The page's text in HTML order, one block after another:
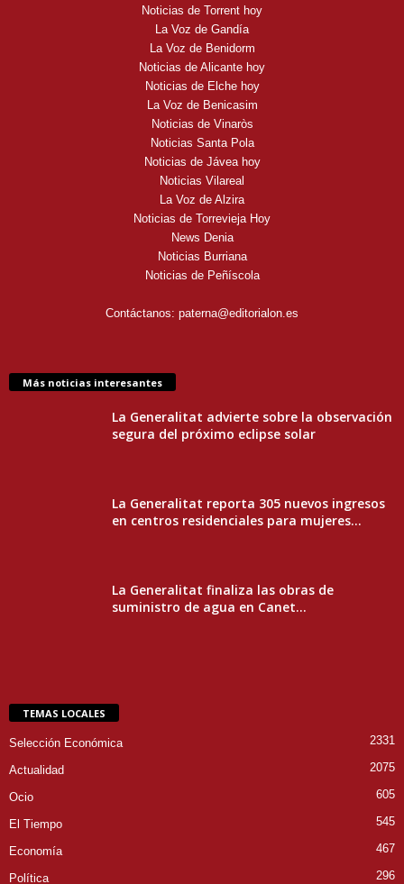
Noticias de Torrent hoy
La Voz de Gandía
La Voz de Benidorm
Noticias de Alicante hoy
Noticias de Elche hoy
La Voz de Benicasim
Noticias de Vinaròs
Noticias Santa Pola
Noticias de Jávea hoy
Noticias Vilareal
La Voz de Alzira
Noticias de Torrevieja Hoy
News Denia
Noticias Burriana
Noticias de Peñíscola
Contáctanos: paterna@editorialon.es
Más noticias interesantes
La Generalitat advierte sobre la observación
segura del próximo eclipse solar
La Generalitat reporta 305 nuevos ingresos
en centros residenciales para mujeres...
La Generalitat finaliza las obras de
suministro de agua en Canet...
TEMAS LOCALES
Selección Económica 2331
Actualidad 2075
Ocio 605
El Tiempo 545
Economía 467
Política 296